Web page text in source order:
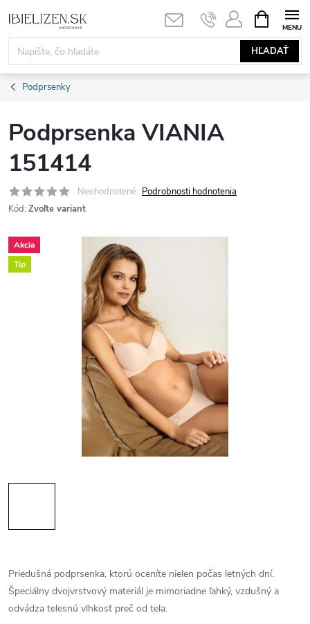
na
obsah
HĽADAŤ
KOŠÍK
Podprsenky
Podprsenka VIANIA
151414
Neohodnotené Podrobnosti hodnotenia
Kód: Zvoľte variant
Akcia
Tip
Priedušná podprsenka, ktorú oceníte nielen počas letných dní.
Špeciálny dvojvrstvový materiál je mimoriadne ľahký, vzdušný a
odvádza telesnú vlhkosť preč od tela.